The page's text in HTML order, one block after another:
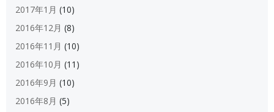
2017年1月 (10)
2016年12月 (8)
2016年11月 (10)
2016年10月 (11)
2016年9月 (10)
2016年8月 (5)